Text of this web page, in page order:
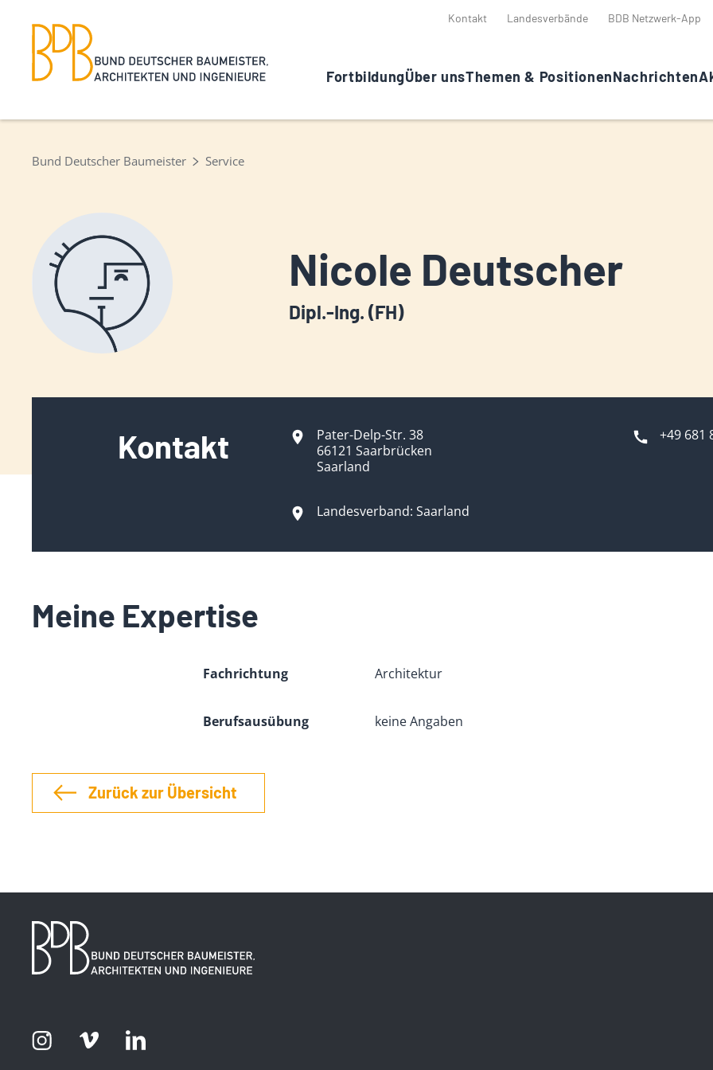
Kontakt Landesverbände BDB Netzwerk-App
FortbildungÜber unsThemen & PositionenNachrichten
Bund Deutscher Baumeister Service
Nicole Deutscher
Dipl.-Ing. (FH)
Kontakt
Pater-Delp-Str. 38
66121 Saarbrücken
Saarland
+49 681
Landesverband: Saarland
Meine Expertise
Fachrichtung Architektur
Berufsausübung keine Angaben
Zurück zur Übersicht